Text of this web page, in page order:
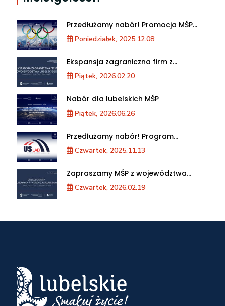
Przedłużamy nabór! Promocja MŚP
podczas XXV Zimowych Igrzysk
Olimpijskich we Włoszech
Poniedziałek, 2025.12.08
Ekspansja zagraniczna firm z
województwa lubelskiego. Warsztaty
dla MŚP
Piątek, 2026.02.20
Nabór dla lubelskich MŚP
Piątek, 2026.06.26
Przedłużamy nabór! Program
akceleracji przedsiębiorstw
Czwartek, 2025.11.13
Zapraszamy MŚP z województwa
lubelskiego na warsztaty „Lubelskie
MŚP na nowych rynkach
Czwartek, 2026.02.19